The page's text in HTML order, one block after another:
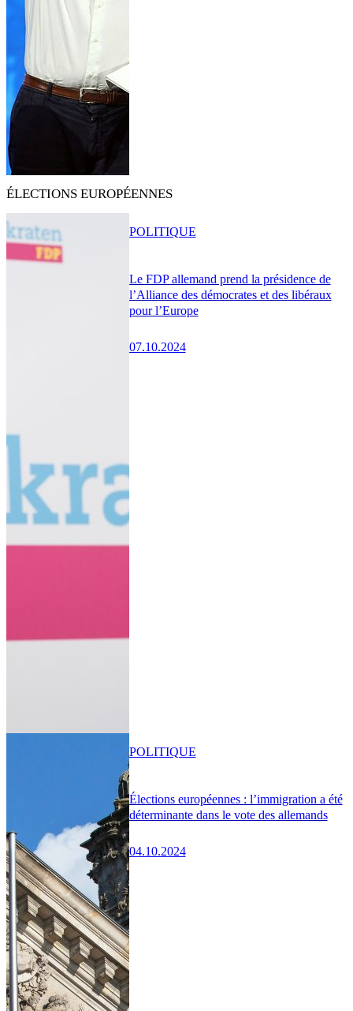
ÉLECTIONS EUROPÉENNES
Le FDP allemand prend la présidence de
l’Alliance des démocrates et des libéraux
pour l’Europe
07.10.2024
POLITIQUE
Élections européennes : l’immigration a été
déterminante dans le vote des allemands
04.10.2024
POLITIQUE